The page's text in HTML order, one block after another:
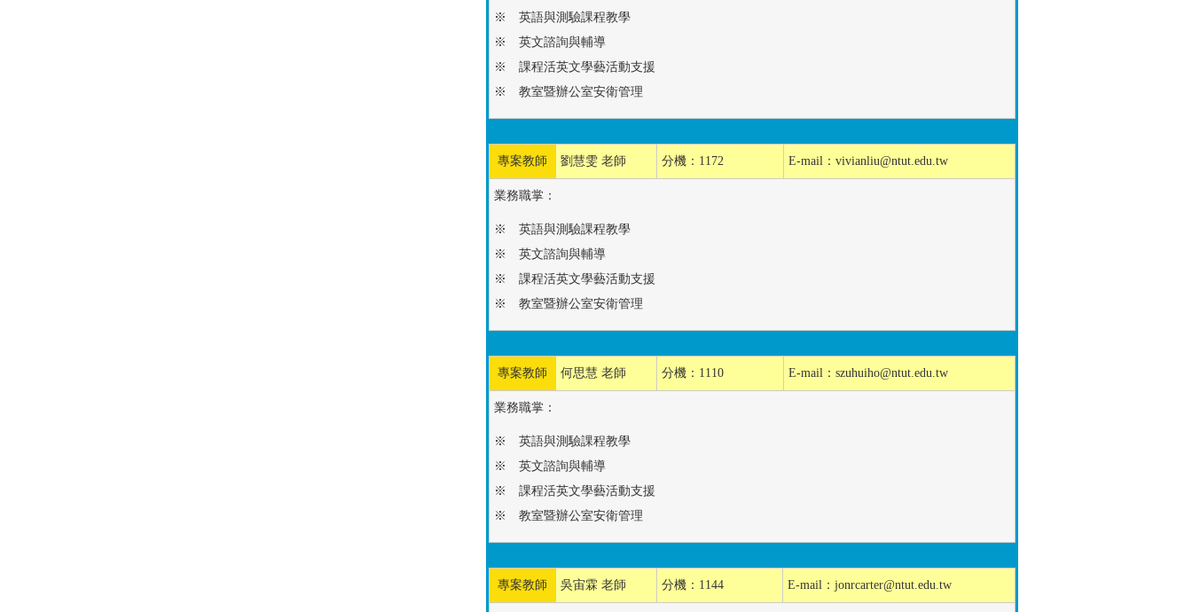
※ 英語與測驗課程教學
※ 英文諮詢與輔導
※ 課程活英文學藝活動支援
※ 教室暨辦公室安衛管理
專案教師 劉慧雯 老師 分機：1172 E-mail： vivianliu@ntut.edu.tw
業務職掌：
※ 英語與測驗課程教學
※ 英文諮詢與輔導
※ 課程活英文學藝活動支援
※ 教室暨辦公室安衛管理
專案教師 何思慧 老師 分機：1110 E-mail： szuhuiho@ntut.edu.tw
業務職掌：
※ 英語與測驗課程教學
※ 英文諮詢與輔導
※ 課程活英文學藝活動支援
※ 教室暨辦公室安衛管理
專案教師 吳宙霖 老師 分機：1144 E-mail： jonrcarter@ntut.edu.tw